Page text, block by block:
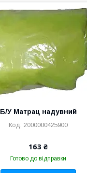
Б/У Матрац надувний
2000000425900
163 ₴
Готово до відправки